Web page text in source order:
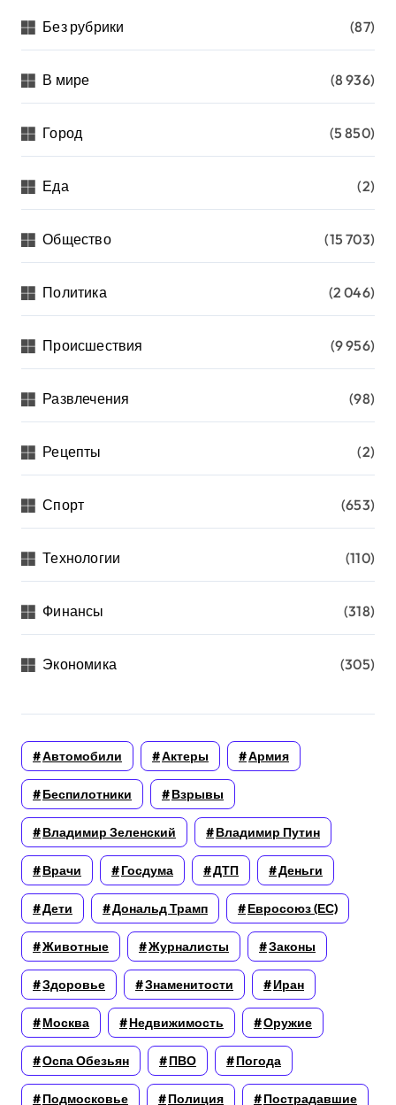
Без рубрики (87)
В мире (8 936)
Город (5 850)
Еда (2)
Общество (15 703)
Политика (2 046)
Происшествия (9 956)
Развлечения (98)
Рецепты (2)
Спорт (653)
Технологии (110)
Финансы (318)
Экономика (305)
Автомобили Актеры Армия
Беспилотники Взрывы
Владимир Зеленский Владимир Путин
Врачи Госдума ДТП Деньги
Дети Дональд Трамп Евросоюз (ЕС)
Животные Журналисты Законы
Здоровье Знаменитости Иран
Москва Недвижимость Оружие
Оспа Обезьян ПВО Погода
Подмосковье Полиция Пострадавшие